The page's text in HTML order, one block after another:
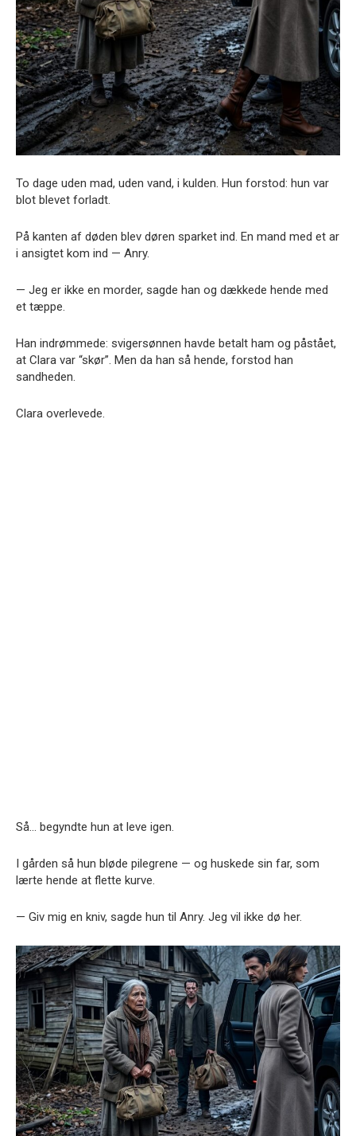
To dage uden mad, uden vand, i kulden. Hun forstod: hun var
blot blevet forladt.
På kanten af døden blev døren sparket ind. En mand med et ar
i ansigtet kom ind — Anry.
— Jeg er ikke en morder, sagde han og dækkede hende med
et tæppe.
Han indrømmede: svigersønnen havde betalt ham og påstået,
at Clara var “skør”. Men da han så hende, forstod han
sandheden.
Clara overlevede.
Så… begyndte hun at leve igen.
I gården så hun bløde pilegrene — og huskede sin far, som
lærte hende at flette kurve.
— Giv mig en kniv, sagde hun til Anry. Jeg vil ikke dø her.